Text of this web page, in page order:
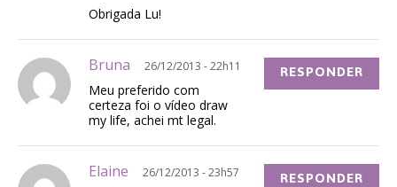
Obrigada Lu!
Bruna 26/12/2013 - 22h11
Meu preferido com
certeza foi o vídeo draw
my life, achei mt legal.
RESPONDER
Elaine 26/12/2013 - 23h57 RESPONDER